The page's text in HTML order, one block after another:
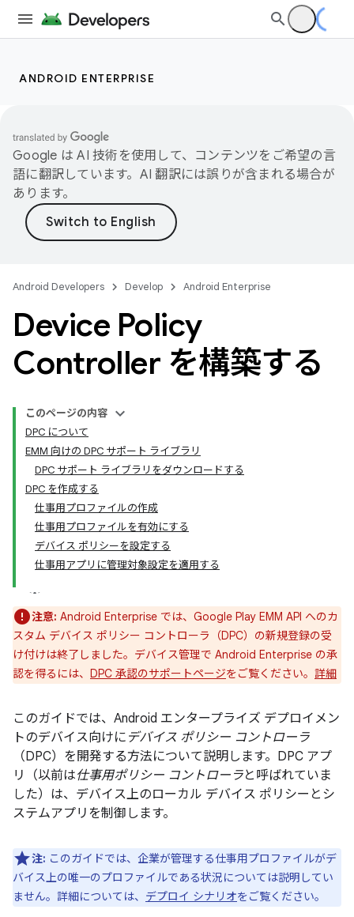
ANDROID ENTERPRISE
Google は AI 技術を使用して、コンテンツをご希望の言
語に翻訳しています。AI 翻訳には誤りが含まれる場合が
あります。
Android Developers Develop Android Enterprise
Device Policy
Controller を構築する
このページの内容
DPC について
EMM 向けの DPC サポート ライブラリ
DPC サポート ライブラリをダウンロードする
DPC を作成する
仕事用プロファイルの作成
仕事用プロファイルを有効にする
デバイス ポリシーを設定する
仕事用アプリに管理対象設定を適用する
注意: Android Enterprise では、Google Play EMM API へのカ
スタム デバイス ポリシー コントローラ（DPC）の新規登録の受
け付けは終了しました。デバイス管理で Android Enterprise の承
認を得るには、 DPC 承認のサポートページをご覧ください。 詳細
このガイドでは、Android エンタープライズ デプロイメン
トのデバイス向けに デバイス ポリシー コントローラ
（DPC）を開発する方法について説明します。DPC アプ
リ（以前は仕事用ポリシー コントローラと呼ばれていま
した）は、デバイス上のローカル デバイス ポリシーとシ
ステムアプリを制御します。
注: このガイドでは、企業が管理する仕事用プロファイルがデ
バイス上の唯一のプロファイルである状況については説明してい
ません。詳細については、 デプロイ シナリオをご覧ください。